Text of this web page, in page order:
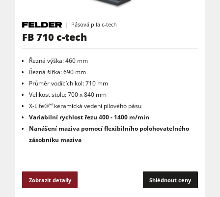
Pásová pila c-tech
FB 710 c-tech
Řezná výška: 460 mm
Řezná šířka: 690 mm
Průměr vodících kol: 710 mm
Velikost stolu: 700 x 840 mm
X-Life®® keramická vedení pilového pásu
Variabilní rychlost řezu 400 - 1400 m/min
Nanášení maziva pomocí flexibilního polohovatelného
zásobníku maziva
Zobrazit detaily Shlédnout ceny